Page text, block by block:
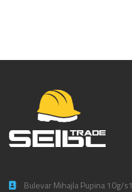
Bulevar Mihajla Pupina 10g/s1